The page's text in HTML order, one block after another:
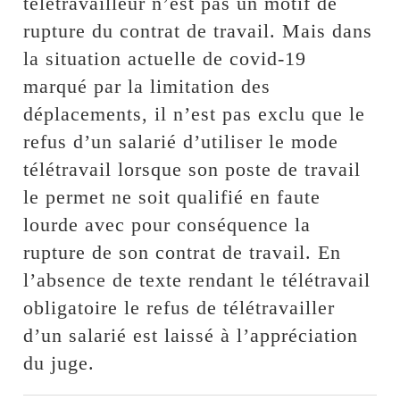
rupture du contrat de travail. Mais dans
la situation actuelle de covid-19
marqué par la limitation des
déplacements, il n’est pas exclu que le
refus d’un salarié d’utiliser le mode
télétravail lorsque son poste de travail
le permet ne soit qualifié en faute
lourde avec pour conséquence la
rupture de son contrat de travail. En
l’absence de texte rendant le télétravail
obligatoire le refus de télétravailler
d’un salarié est laissé à l’appréciation
du juge.